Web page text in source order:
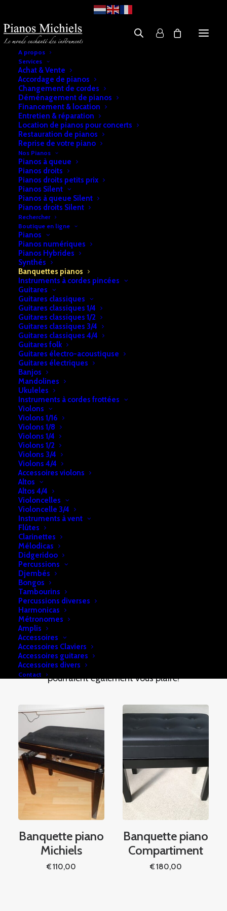
A propos
Services
Achat & Vente
Accordage de pianos
Changement de cordes
Déménagement de pianos
Financement & location
Entretien & réparation
Location de pianos pour concerts
Restauration de pianos
Reprise de votre piano
Nos Pianos
Pianos à queue
Pianos droits
Pianos droits petits prix
Pianos Silent
Pianos à queue Silent
Pianos droits Silent
Rechercher
Boutique en ligne
Pianos
Pianos numériques
Pianos Hybrides
Synthés
Banquettes pianos
Instruments à cordes pincées
Guitares
Guitares classiques
Guitares classiques 1/4
Guitares classiques 1/2
Guitares classiques 3/4
Guitares classiques 4/4
Guitares folk
Guitares électro-acoustiquse
Guitares électriques
Banjos
Mandolines
Ukuleles
Instruments à cordes frottées
Violons
Violons 1/16
Violons 1/8
Violons 1/4
Violons 1/2
Violons 3/4
Violons 4/4
Accessoires violons
Altos
Altos 4/4
Violoncelles
Violoncelle 3/4
Instruments à vent
Flûtes
Clarinettes
Mélodicas
Didgeridoo
Percussions
Djembés
Bongos
Tambourins
Percussions diverses
Harmonicas
Métronomes
Amplis
Accessoires
Accessoires Claviers
Accessoires guitares
Accessoires divers
Contact
Accueil Pianos
Banquette piano Concert
Banquette piano Concert
€225,00
En stock
quantité
de
Banquette
piano
Concert
UGS:
b2a74e28f7cf10
Catégorie:
Banquettes pianos
DESCRIPTION
INFOS
Banquette piano Concert – réglable – Assise: 60 X 40 cm
Vous aimerez peut-être aussi...
Voici une sélection de quelques articles qui
pourraient également vous plaire!
Banquette piano
Michiels
€110,00
Banquette piano
Compartiment
€180,00